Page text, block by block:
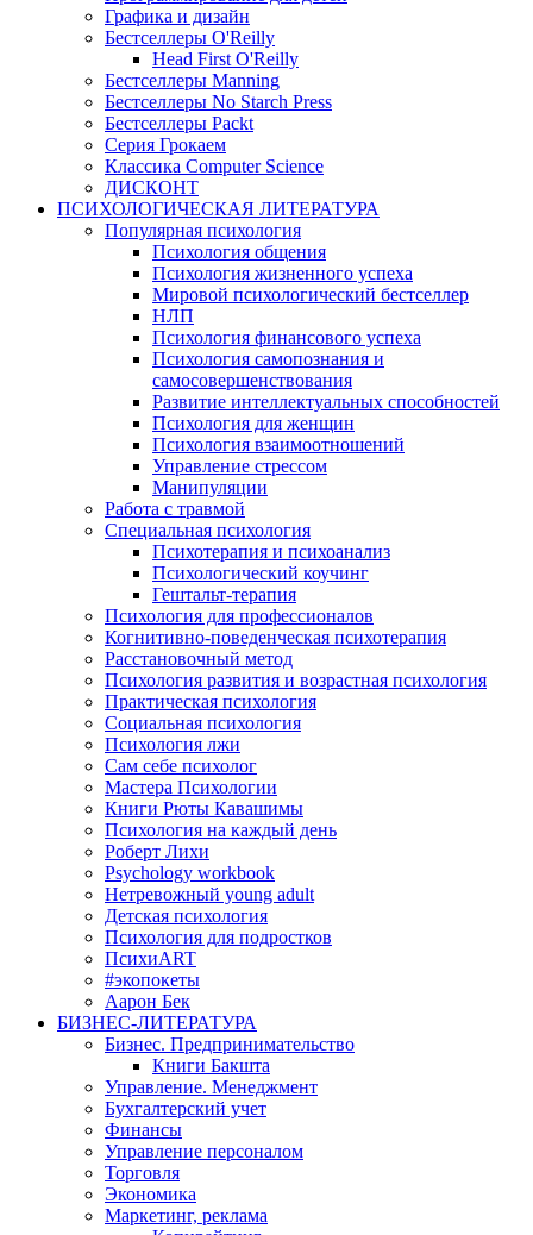
Графика и дизайн
Бестселлеры O'Reilly
Head First O'Reilly
Бестселлеры Manning
Бестселлеры No Starch Press
Бестселлеры Packt
Серия Грокаем
Классика Computer Science
ДИСКОНТ
ПСИХОЛОГИЧЕСКАЯ ЛИТЕРАТУРА
Популярная психология
Психология общения
Психология жизненного успеха
Мировой психологический бестселлер
НЛП
Психология финансового успеха
Психология самопознания и
самосовершенствования
Развитие интеллектуальных способностей
Психология для женщин
Психология взаимоотношений
Управление стрессом
Манипуляции
Работа с травмой
Специальная психология
Психотерапия и психоанализ
Психологический коучинг
Гештальт-терапия
Психология для профессионалов
Когнитивно-поведенческая психотерапия
Расстановочный метод
Психология развития и возрастная психология
Практическая психология
Социальная психология
Психология лжи
Сам себе психолог
Мастера Психологии
Книги Рюты Кавашимы
Психология на каждый день
Роберт Лихи
Psychology workbook
Нетревожный young adult
Детская психология
Психология для подростков
ПсихиART
#экопокеты
Аарон Бек
БИЗНЕС-ЛИТЕРАТУРА
Бизнес. Предпринимательство
Книги Бакшта
Управление. Менеджмент
Бухгалтерский учет
Финансы
Управление персоналом
Торговля
Экономика
Маркетинг, реклама